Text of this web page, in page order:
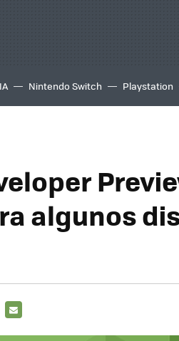
IA Nintendo Switch Playstation
algunos